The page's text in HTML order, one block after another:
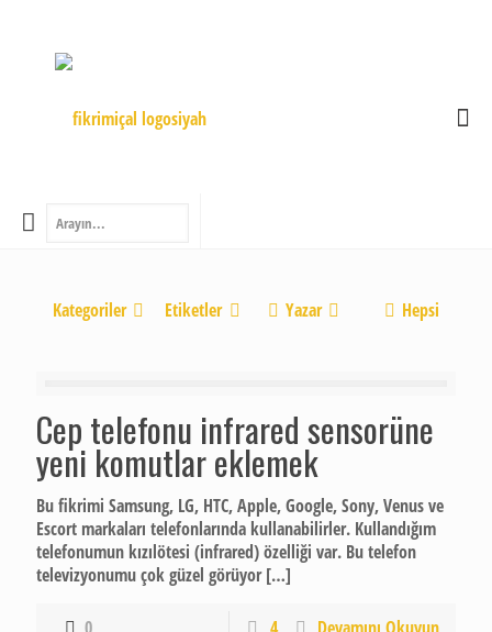
Kategoriler Etiketler Yazar Hepsi
Cep telefonu infrared sensorüne
yeni komutlar eklemek
Bu fikrimi Samsung, LG, HTC, Apple, Google, Sony, Venus ve
Escort markaları telefonlarında kullanabilirler. Kullandığım
telefonumun kızılötesi (infrared) özelliği var. Bu telefon
televizyonumu çok güzel görüyor[…]